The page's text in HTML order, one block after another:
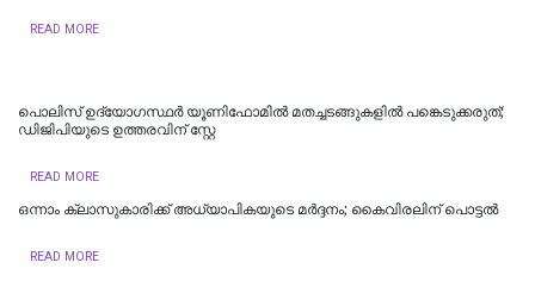
READ MORE
പൊലിസ് ഉദ്യോഗസ്ഥർ യൂണിഫോമിൽ മതച്ചടങ്ങുകളിൽ പങ്കെടുക്കരുത്;
ഡിജിപിയുടെ ഉത്തരവിന് സ്റ്റേ
READ MORE
ഒന്നാം ക്ലാസുകാരിക്ക് അധ്യാപികയുടെ മർദ്ദനം; കൈവിരലിന് പൊട്ടൽ
READ MORE